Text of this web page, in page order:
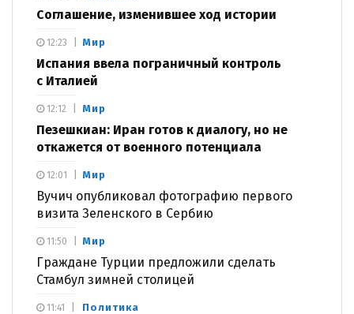
Соглашение, изменившее ход истории
Мир
Испания ввела пограничный контроль
с Италией
12:23
Мир
Пезешкиан: Иран готов к диалогу, но не
откажется от военного потенциала
12:12
Мир
Вучич опубликовал фотографию первого
визита Зеленского в Сербию
12:01
Мир
Граждане Турции предложили сделать
Стамбул зимней столицей
11:50
Политика
11:41